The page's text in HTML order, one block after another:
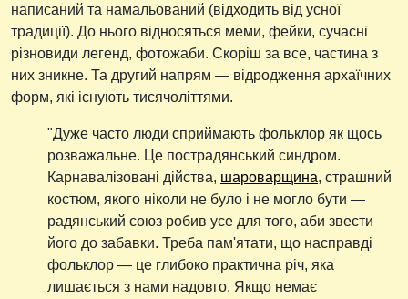
написаний та намальований (відходить від усної
традиції). До нього відносяться меми, фейки, сучасні
різновиди легенд, фотожаби. Скоріш за все, частина з
них зникне. Та другий напрям — відродження архаїчних
форм, які існують тисячоліттями.
"Дуже часто люди сприймають фольклор як щось
розважальне. Це пострадянський синдром.
Карнавалізовані дійства, шароварщина, страшний
костюм, якого ніколи не було і не могло бути —
радянський союз робив усе для того, аби звести
його до забавки. Треба пам'ятати, що насправді
фольклор — це глибоко практична річ, яка
лишається з нами надовго. Якщо немає